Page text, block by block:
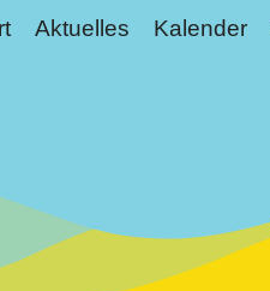
Aktuelles Kalender